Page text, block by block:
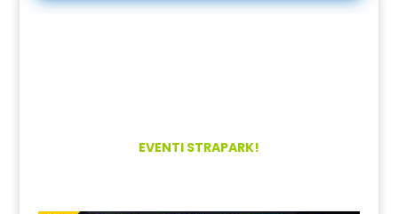
EVENTI STRAPARK!